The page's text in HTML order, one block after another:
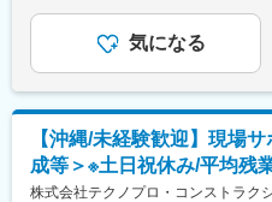
沖縄支社は現在、常駐営業
は他エリアの営業がオンラ
ます。他社員とは訪問の際
変更の範囲：会社の定める業
希望者様専任のパートナーで
◇RA：リクルーティングア
企業様の人材採用を成功へ
のパートナーです。
【当社の魅力】
会えるエージェント
む）＜昇給有無＞有＜残業
給×14か月）＋インセンティ
例：215万円 (上位5名平均/
月）／■賞与：年4回※業績に
目安の金額であり、選考を
給(月額)は固定手当を含めた
気になる
【沖縄/未経験歓迎】現場
成等＞※土日祝休み/平均残
株式会社テクノプロ・コンストラク